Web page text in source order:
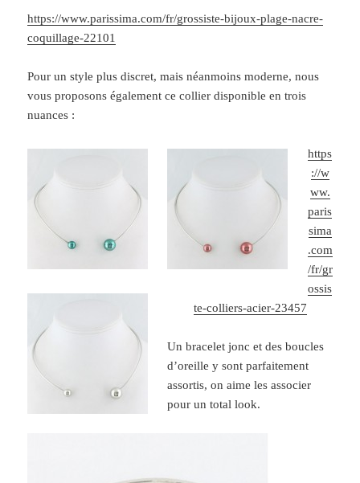
https://www.parissima.com/fr/grossiste-bijoux-plage-nacre-
coquillage-22101
Pour un style plus discret, mais néanmoins moderne, nous
vous proposons également ce collier disponible en trois
nuances :
https
://w
ww.
paris
sima
.com
/fr/gr
ossis
te-colliers-acier-23457
Un bracelet jonc et des boucles
d’oreille y sont parfaitement
assortis, on aime les associer
pour un total look.